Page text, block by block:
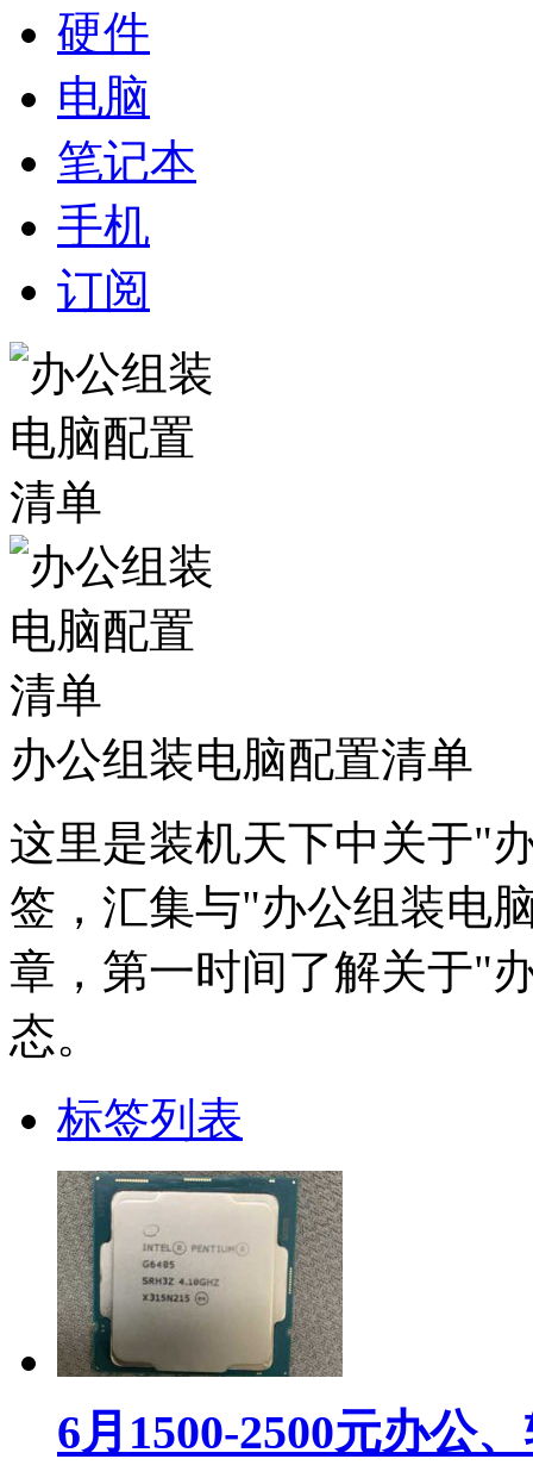
硬件
电脑
笔记本
手机
订阅
办公组装电脑配置清单
这里是装机天下中关于"
签，汇集与"办公组装电
章，第一时间了解关于"
态。
标签列表
6月1500-2500元办公